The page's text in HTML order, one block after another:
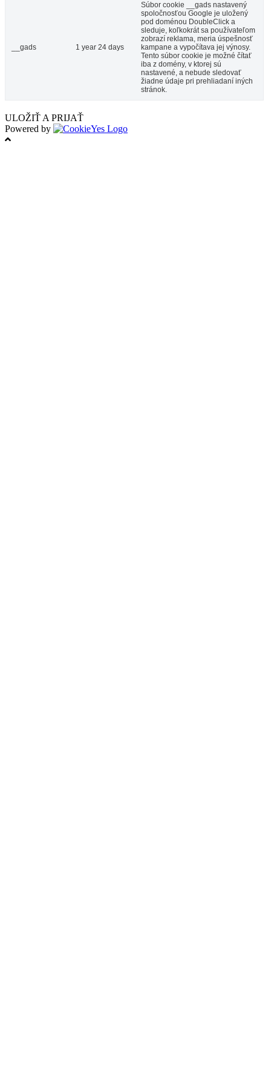
__gads 1 year 24 days
Súbor cookie __gads nastavený
spoločnosťou Google je uložený
pod doménou DoubleClick a
sleduje, koľkokrát sa používateľom
zobrazí reklama, meria úspešnosť
kampane a vypočítava jej výnosy.
Tento súbor cookie je možné čítať
iba z domény, v ktorej sú
nastavené, a nebude sledovať
žiadne údaje pri prehliadaní iných
stránok.
ULOŽIŤ A PRIJAŤ
Powered by